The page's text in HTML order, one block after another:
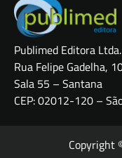
Publimed Editora Ltda.
Rua Felipe Gadelha,
Sala 55 – Santana
CEP: 02012-120 –
Copyright